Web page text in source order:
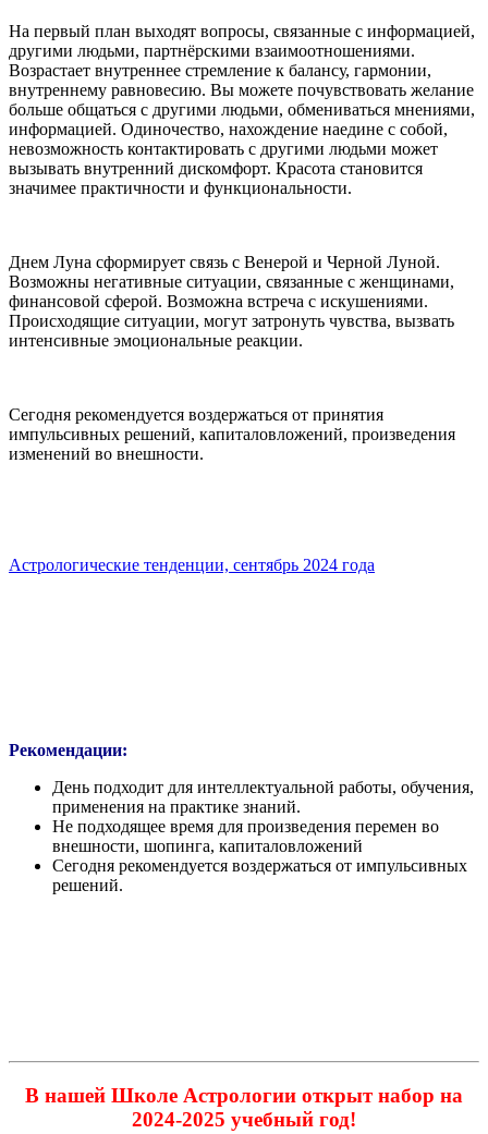
На первый план выходят вопросы, связанные с информацией,
другими людьми, партнёрскими взаимоотношениями.
Возрастает внутреннее стремление к балансу, гармонии,
внутреннему равновесию. Вы можете почувствовать желание
больше общаться с другими людьми, обмениваться мнениями,
информацией. Одиночество, нахождение наедине с собой,
невозможность контактировать с другими людьми может
вызывать внутренний дискомфорт. Красота становится
значимее практичности и функциональности.
Днем Луна сформирует связь с Венерой и Черной Луной.
Возможны негативные ситуации, связанные с женщинами,
финансовой сферой. Возможна встреча с искушениями.
Происходящие ситуации, могут затронуть чувства, вызвать
интенсивные эмоциональные реакции.
Сегодня рекомендуется воздержаться от принятия
импульсивных решений, капиталовложений, произведения
изменений во внешности.
Астрологические тенденции, сентябрь 2024 года
Рекомендации:
День подходит для интеллектуальной работы, обучения,
применения на практике знаний.
Не подходящее время для произведения перемен во
внешности, шопинга, капиталовложений
Сегодня рекомендуется воздержаться от импульсивных
решений.
В нашей Школе Астрологии открыт набор на
2024-2025 учебный год!